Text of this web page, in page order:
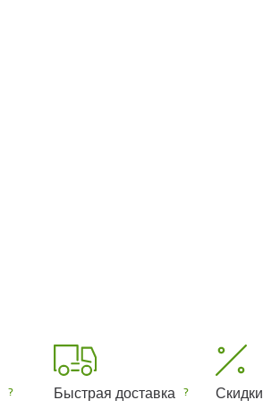
Быстрая доставка Скидки